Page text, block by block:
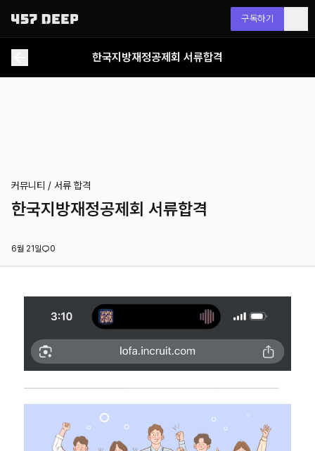
구독하기
한국지방재정공제회 서류합격
커뮤니티 / 서류 합격
한국지방재정공제회 서류합격
6월 21일 0